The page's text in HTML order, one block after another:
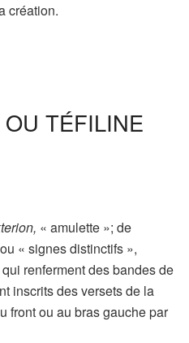
création.
TÉFILINE
« amulette »; de
« signes distinctifs »,
renferment des bandes de
inscrits des versets de la
front ou au bras gauche par